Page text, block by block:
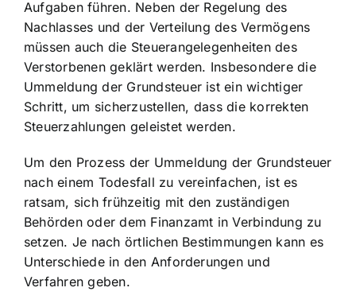
Aufgaben führen. Neben der Regelung des
Nachlasses und der Verteilung des Vermögens
müssen auch die Steuerangelegenheiten des
Verstorbenen geklärt werden. Insbesondere die
Ummeldung der Grundsteuer ist ein wichtiger
Schritt, um sicherzustellen, dass die korrekten
Steuerzahlungen geleistet werden.
Um den Prozess der Ummeldung der Grundsteuer
nach einem Todesfall zu vereinfachen, ist es
ratsam, sich frühzeitig mit den zuständigen
Behörden oder dem Finanzamt in Verbindung zu
setzen. Je nach örtlichen Bestimmungen kann es
Unterschiede in den Anforderungen und
Verfahren geben.